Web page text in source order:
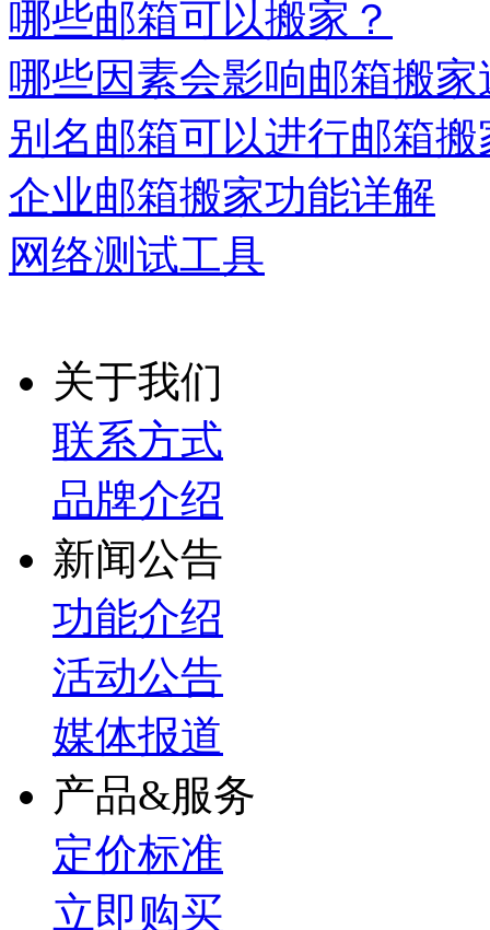
哪些邮箱可以搬家？
哪些因素会影响邮箱搬家
别名邮箱可以进行邮箱搬
企业邮箱搬家功能详解
网络测试工具
关于我们
联系方式
品牌介绍
新闻公告
功能介绍
活动公告
媒体报道
产品&服务
定价标准
立即购买